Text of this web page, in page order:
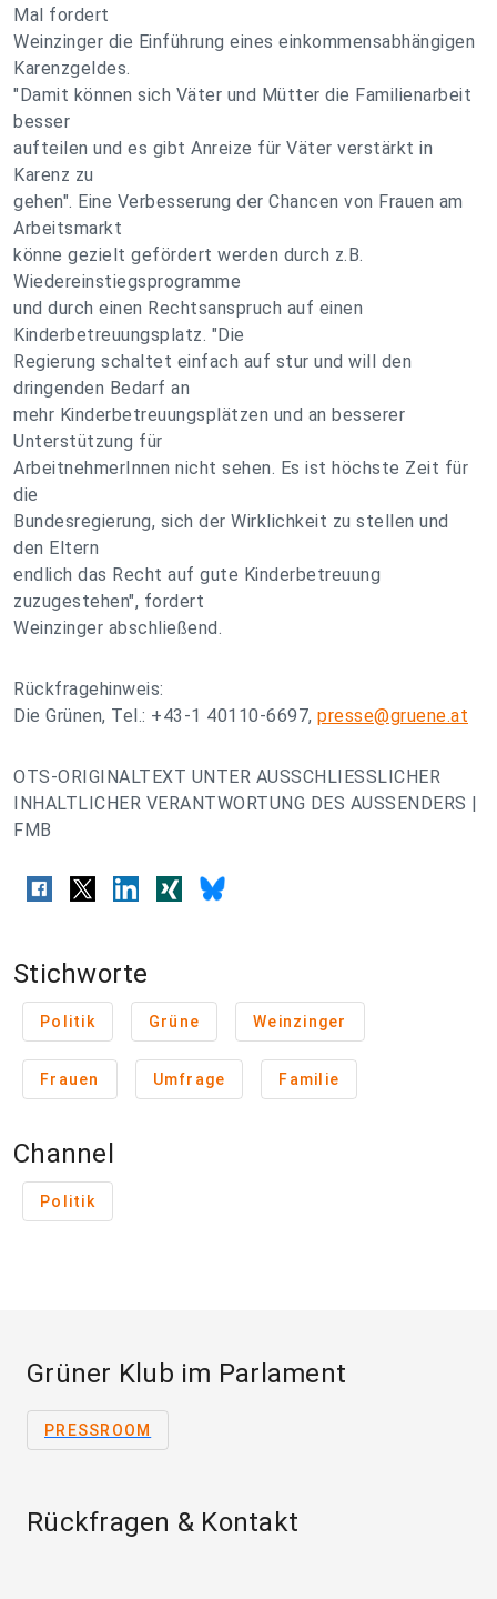
Mal fordert
Weinzinger die Einführung eines einkommensabhängigen
Karenzgeldes.
"Damit können sich Väter und Mütter die Familienarbeit
besser
aufteilen und es gibt Anreize für Väter verstärkt in
Karenz zu
gehen". Eine Verbesserung der Chancen von Frauen am
Arbeitsmarkt
könne gezielt gefördert werden durch z.B.
Wiedereinstiegsprogramme
und durch einen Rechtsanspruch auf einen
Kinderbetreuungsplatz. "Die
Regierung schaltet einfach auf stur und will den
dringenden Bedarf an
mehr Kinderbetreuungsplätzen und an besserer
Unterstützung für
ArbeitnehmerInnen nicht sehen. Es ist höchste Zeit für
die
Bundesregierung, sich der Wirklichkeit zu stellen und
den Eltern
endlich das Recht auf gute Kinderbetreuung
zuzugestehen", fordert
Weinzinger abschließend.
Rückfragehinweis:
Die Grünen, Tel.: +43-1 40110-6697, presse@gruene.at
OTS-ORIGINALTEXT UNTER AUSSCHLIESSLICHER
INHALTLICHER VERANTWORTUNG DES AUSSENDERS |
FMB
Stichworte
Politik Grüne Weinzinger
Frauen Umfrage Familie
Channel
Politik
Grüner Klub im Parlament
PRESSROOM
Rückfragen & Kontakt